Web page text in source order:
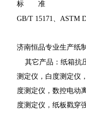
标 准
GB/T 15171、ASTM
济南恒品专业生产纸
其它产品：纸箱抗
测定仪，白度测定仪
度测定仪，数控电动
度测定仪，纸板戳穿